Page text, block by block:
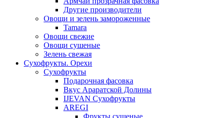
Другие производители
Овощи и зелень замороженные
Tamara
Овощи свежие
Овощи сушеные
Зелень свежая
Сухофрукты. Орехи
Сухофрукты
Подарочная фасовка
Вкус Араратской Долины
IJEVAN Сухофрукты
AREGI
Фрукты сушеные